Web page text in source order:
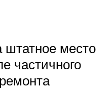
штатное место
частичного